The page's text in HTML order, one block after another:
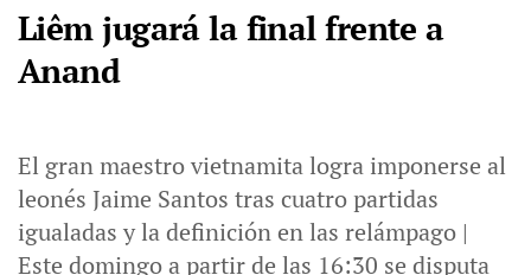
Liêm jugará la final frente a
Anand
El gran maestro vietnamita logra imponerse al
leonés Jaime Santos tras cuatro partidas
igualadas y la definición en las relámpago |
Este domingo a partir de las 16:30 se disputa